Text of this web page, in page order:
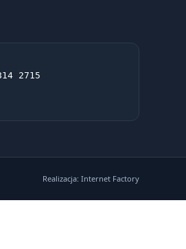
2715
Realizacja: Internet Factory